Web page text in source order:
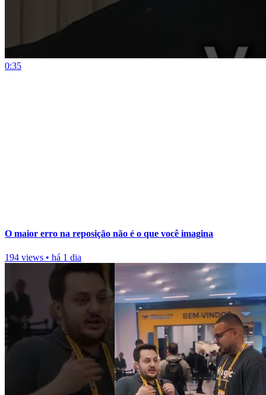
0:35
O maior erro na reposição não é o que você imagina
194 views • há 1 dia